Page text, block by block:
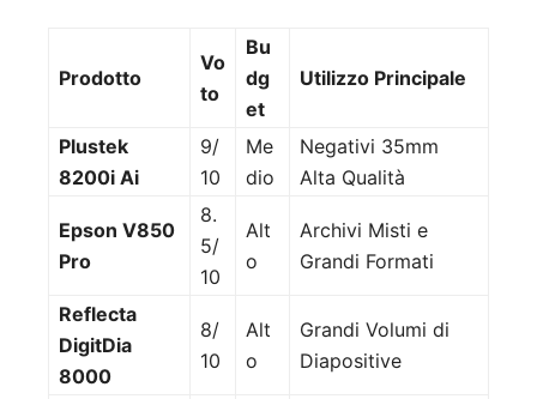
Prodotto
Vo
to
Bu
dg
et
Utilizzo Principale
Plustek
8200i Ai
9/
10
Me
dio
Negativi 35mm
Alta Qualità
Epson V850
Pro
8.
5/
10
Alt
o
Archivi Misti e
Grandi Formati
Reflecta
DigitDia
8000
8/
10
Alt
o
Grandi Volumi di
Diapositive